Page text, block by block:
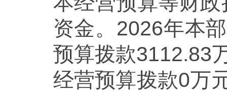
资金。2026年本
预算拨款3112.83
经营预算拨款0万